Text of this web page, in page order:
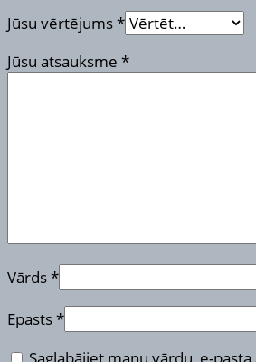
Jūsu vērtējums*
Jūsu atsauksme *
Vārds*
Epasts*